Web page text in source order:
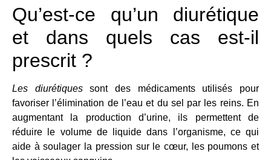
Qu’est-ce qu’un diurétique
et dans quels cas est-il
prescrit ?
Les diurétiquessont des médicaments utilisés pour
favoriser l’élimination de l’eau et du sel par les reins. En
augmentant la production d’urine, ils permettent de
réduire le volume de liquide dans l’organisme, ce qui
aide à soulager la pression sur le cœur, les poumons et